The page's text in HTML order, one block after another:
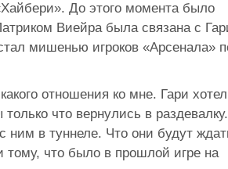
До этого момента было
Виейра была связана с
мишенью игроков «Арсенала»
отношения ко мне. Гари хотел
что вернулись в раздевалку.
ним в туннеле. Что они будут
тому, что было в прошлой игре на